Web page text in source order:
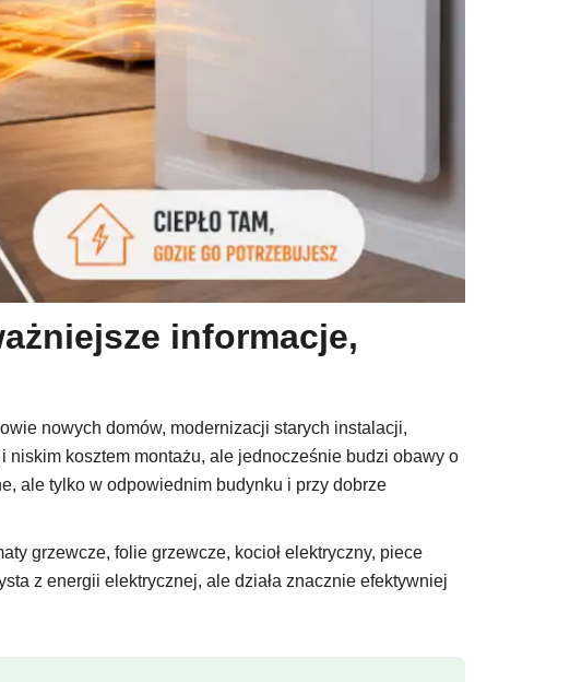
informacje,
nowych domów, modernizacji starych instalacji,
niskim kosztem montażu, ale jednocześnie budzi obawy o
ale tylko w odpowiednim budynku i przy dobrze
grzewcze, folie grzewcze, kocioł elektryczny, piece
z energii elektrycznej, ale działa znacznie efektywniej